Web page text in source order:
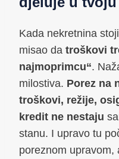
Kada nekretnina
misao da troškovi
najmoprimcu“.
milostiva. Porez na
troškovi, režije,
kredit ne nestaju
stanu. I upravo tu
poreznom upravom,